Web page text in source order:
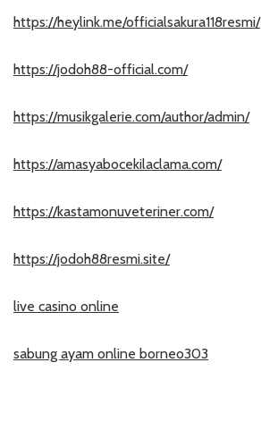
https://heylink.me/officialsakura118resmi/
https://jodoh88-official.com/
https://musikgalerie.com/author/admin/
https://amasyabocekilaclama.com/
https://kastamonuveteriner.com/
https://jodoh88resmi.site/
live casino online
sabung ayam online borneo303